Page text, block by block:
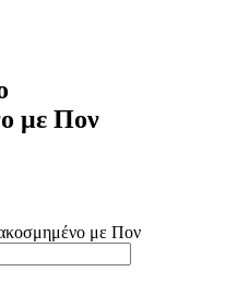
με Πον
με Πον